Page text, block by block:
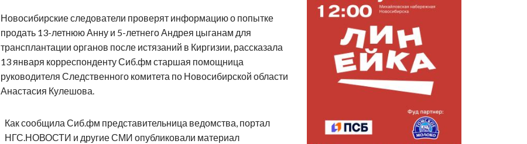
Новосибирские следователи проверят информацию о попытке
продать 13-летнюю Анну и 5-летнего Андрея цыганам для
трансплантации органов после истязаний в Киргизии, рассказала
13 января корреспонденту Сиб.фм старшая помощница
руководителя Следственного комитета по Новосибирской области
Анастасия Кулешова.
Как сообщила Сиб.фм представительница ведомства, портал
НГС.НОВОСТИ и другие СМИ опубликовали материал